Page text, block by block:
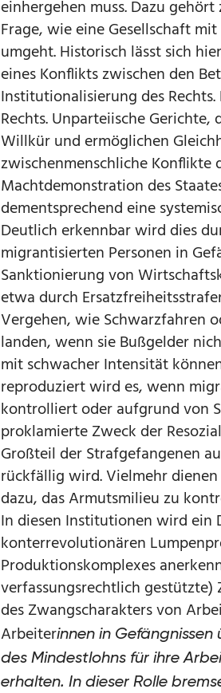
einhergehen muss. Dazu
Frage, wie eine Gesellschaft
umgeht. Historisch lässt sich
eines Konflikts zwischen den
Institutionalisierung des
Rechts. Unparteiische
Willkür und ermöglichen
zwischenmenschliche Konflikte
Machtdemonstration des
dementsprechend eine
Deutlich erkennbar wird dies
migrantisierten Personen in
Sanktionierung von
etwa durch
Vergehen, wie Schwarzfahren
landen, wenn sie Bußgelder
mit schwacher Intensität
reproduziert wird es, wenn
kontrolliert oder aufgrund von
proklamierte Zweck der
Großteil der Strafgefangenen
rückfällig wird. Vielmehr
dazu, das Armutsmilieu zu
In diesen Institutionen wird ein
konterrevolutionären
Produktionskomplexes
verfassungsrechtlich
des Zwangscharakters von
Arbeiterinnen in
des Mindestlohns für ihre
erhalten. In dieser Rolle